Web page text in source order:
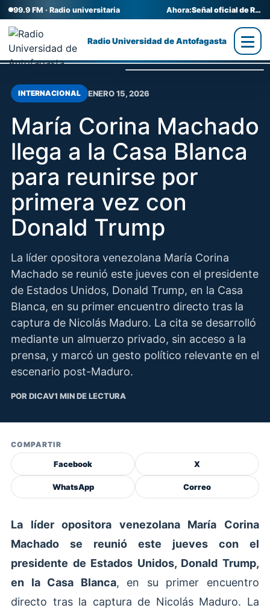
99.9 FM · Radio universitaria Ahora: Señal oficial de Radio UA
Radio Universidad de Antofagasta
INTERNACIONAL ENERO 15, 2026
María Corina Machado
llega a la Casa Blanca
para reunirse por
primera vez con
Donald Trump
La líder opositora venezolana María Corina
Machado se reunió este jueves con el presidente
de Estados Unidos, Donald Trump, en la Casa
Blanca, en su primer encuentro directo tras la
captura de Nicolás Maduro. La cita se desarrolló
mediante un almuerzo privado, sin acceso a la
prensa, y marcó un gesto político relevante en el
escenario post-Maduro.
POR DICAV1 MIN DE LECTURA
COMPARTIR
Facebook X
WhatsApp Correo
La líder opositora venezolana María Corina
Machado se reunió este jueves con el
presidente de Estados Unidos, Donald Trump,
en la Casa Blanca, en su primer encuentro
directo tras la captura de Nicolás Maduro. La